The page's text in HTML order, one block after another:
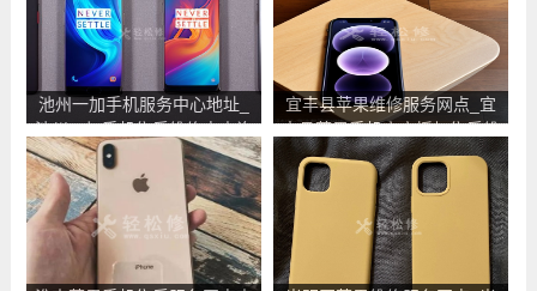
池州一加手机服务中心地址_
池州一加手机售后维修点查询
宜丰县苹果维修服务网点_宜
丰县苹果手机官方授权售后维
修中心地址电话